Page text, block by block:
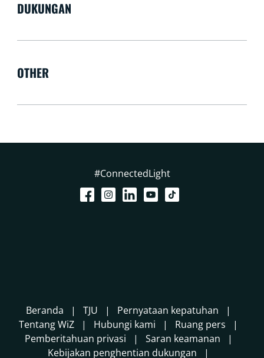
DUKUNGAN
OTHER
#ConnectedLight
Beranda TJU
Pernyataan kepatuhan
Tentang WiZ
Hubungi kami
Ruang pers
Pemberitahuan privasi
Saran keamanan
Kebijakan penghentian dukungan